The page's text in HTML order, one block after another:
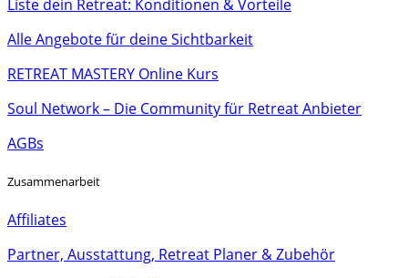
Liste dein Retreat: Konditionen & Vorteile
Alle Angebote für deine Sichtbarkeit
RETREAT MASTERY Online Kurs
Soul Network – Die Community für Retreat Anbieter
AGBs
Zusammenarbeit
Affiliates
Partner, Ausstattung, Retreat Planer & Zubehör